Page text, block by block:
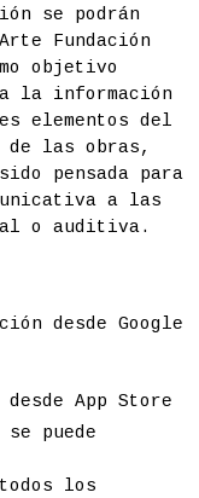
se podrán
Fundación
objetivo
la información
elementos del
de las obras,
pensada para
a las
o auditiva.
desde Google
App Store
puede
los